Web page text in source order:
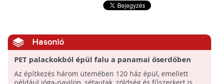
Hasonló
PET palackokból épül falu a panamai őserdőben
Az építkezés három ütemében 120 ház épül, emellett
például jóga-pavilon, sétautak, zöldség és fűszerkert is